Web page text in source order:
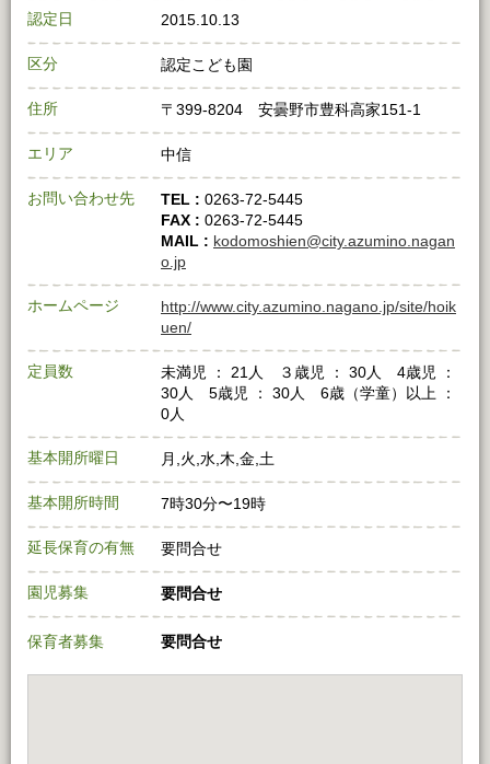
認定日 2015.10.13
区分 認定こども園
住所 〒399-8204 安曇野市豊科高家151-1
エリア 中信
お問い合わせ先 TEL : 0263-72-5445
FAX : 0263-72-5445
MAIL : kodomoshien@city.azumino.nagan
o.jp
ホームページ
http://www.city.azumino.nagano.jp/site/hoik
uen/
定員数
未満児 ： 21人 ３歳児 ： 30人 4歳児 ：
30人 5歳児 ： 30人 6歳（学童）以上 ：
0人
基本開所曜日 月,火,水,木,金,土
基本開所時間 7時30分〜19時
延長保育の有無 要問合せ
園児募集 要問合せ
保育者募集 要問合せ